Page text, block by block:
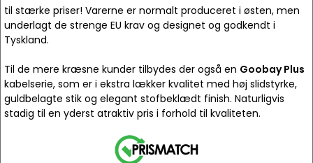
til stærke priser! Varerne er normalt produceret i østen, men
underlagt de strenge EU krav og designet og godkendt i
Tyskland.
Til de mere kræsne kunder tilbydes der også en Goobay Plus
kabelserie, som er i ekstra lækker kvalitet med høj slidstyrke,
guldbelagte stik og elegant stofbeklædt finish. Naturligvis
stadig til en yderst atraktiv pris i forhold til kvaliteten.